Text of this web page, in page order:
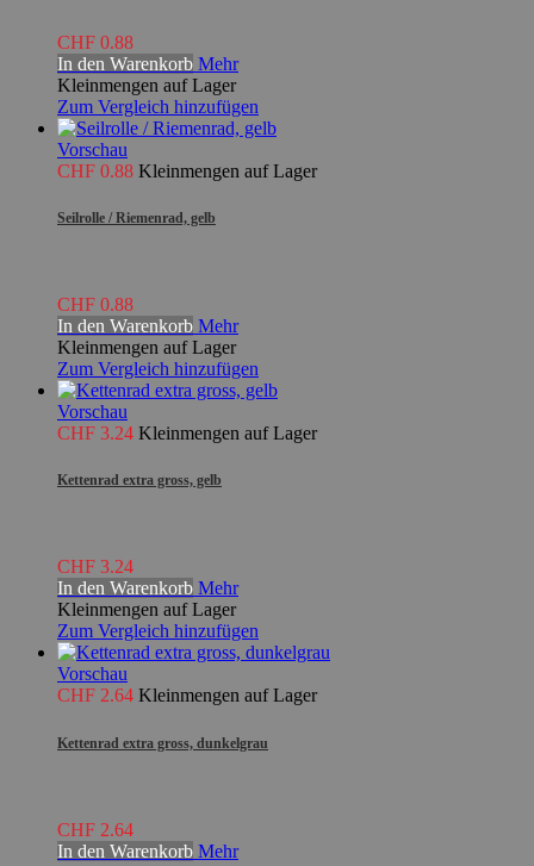
CHF 0.88
In den Warenkorb Mehr
Kleinmengen auf Lager
Zum Vergleich hinzufügen
Vorschau
CHF 0.88 Kleinmengen auf Lager
Seilrolle / Riemenrad, gelb
CHF 0.88
In den Warenkorb Mehr
Kleinmengen auf Lager
Zum Vergleich hinzufügen
Vorschau
CHF 3.24 Kleinmengen auf Lager
Kettenrad extra gross, gelb
CHF 3.24
In den Warenkorb Mehr
Kleinmengen auf Lager
Zum Vergleich hinzufügen
Vorschau
CHF 2.64 Kleinmengen auf Lager
Kettenrad extra gross, dunkelgrau
CHF 2.64
In den Warenkorb Mehr